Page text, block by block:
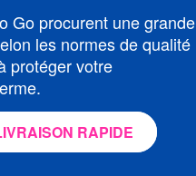
Go procurent une grande
les normes de qualité
protéger votre
RAPIDE